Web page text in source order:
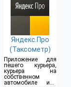
Яндекс.Про
(Таксометр)
Приложение для
пешего курьера,
курьера на
собственном
автомобиле или